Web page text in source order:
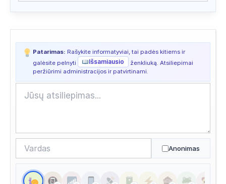
Paieška 2026/07/07 05:22
Paieška 2026/07/07 03:36
Paieška 2026/07/06 12:46
Paieška
Patarimas: Rašykite informatyviai, tai padės kitiems ir
galėsite pelnyti
Išsamiausio
ženkliuką. Atsiliepimai
peržiūrimi administracijos ir patvirtinami.
Anonimas